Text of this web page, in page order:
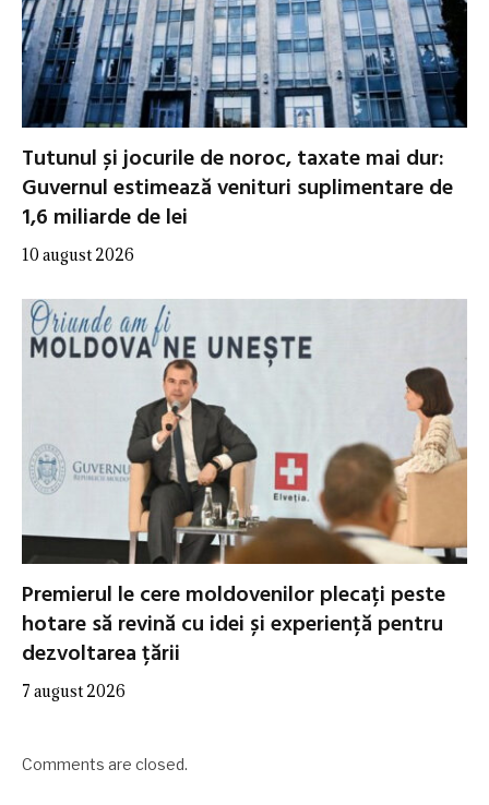
Tutunul și jocurile de noroc, taxate mai dur:
Guvernul estimează venituri suplimentare de
1,6 miliarde de lei
10 august 2026
Premierul le cere moldovenilor plecați peste
hotare să revină cu idei și experiență pentru
dezvoltarea țării
7 august 2026
Comments are closed.